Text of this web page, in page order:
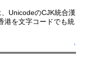
UnicodeのCJK統合漢
港を文字コードでも統
↑